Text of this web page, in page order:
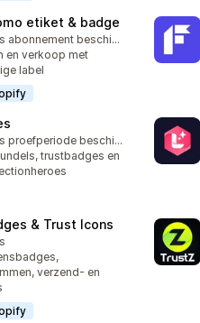
etiket & badge
Gratis abonnement beschikbaar
en verkoop met
label
Gratis proefperiode beschikbaar
trustbadges en
& Trust Icons
verzend- en